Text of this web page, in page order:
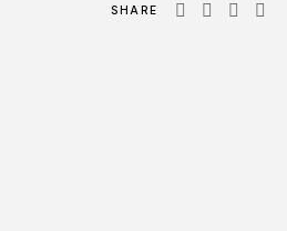
SHARE